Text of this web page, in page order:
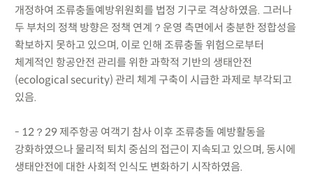
개정하여 조류충돌예방위원회를 법정 기구로 격상하였음. 그러나
두 부처의 정책 방향은 정책 연계？운영 측면에서 충분한 정합성을
확보하지 못하고 있으며, 이로 인해 조류충돌 위험으로부터
체계적인 항공안전 관리를 위한 과학적 기반의 생태안전
(ecological security) 관리 체계 구축이 시급한 과제로 부각되고
있음.
- 12？29 제주항공 여객기 참사 이후 조류충돌 예방활동을
강화하였으나 물리적 퇴치 중심의 접근이 지속되고 있으며, 동시에
생태안전에 대한 사회적 인식도 변화하기 시작하였음.